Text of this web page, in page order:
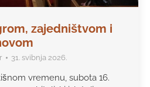
zajedništvom i
31. svibnja 2026.
vremenu, subota 16.